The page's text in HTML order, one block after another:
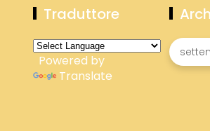
Traduttore
Powered by
Translate